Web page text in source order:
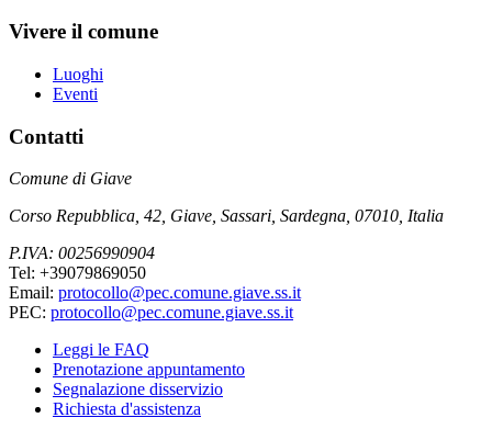
Vivere il comune
Luoghi
Eventi
Contatti
Comune di Giave
Corso Repubblica, 42, Giave, Sassari, Sardegna, 07010, Italia
P.IVA: 00256990904
Tel: +39079869050
Email: protocollo@pec.comune.giave.ss.it
PEC: protocollo@pec.comune.giave.ss.it
Leggi le FAQ
Prenotazione appuntamento
Segnalazione disservizio
Richiesta d'assistenza